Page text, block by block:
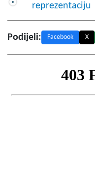
reprezentaciju
Podijeli: Facebook X